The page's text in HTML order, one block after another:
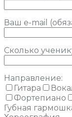
Ваш e-mail
Сколько
Направление:
Гитара
Фортепиано
Губная